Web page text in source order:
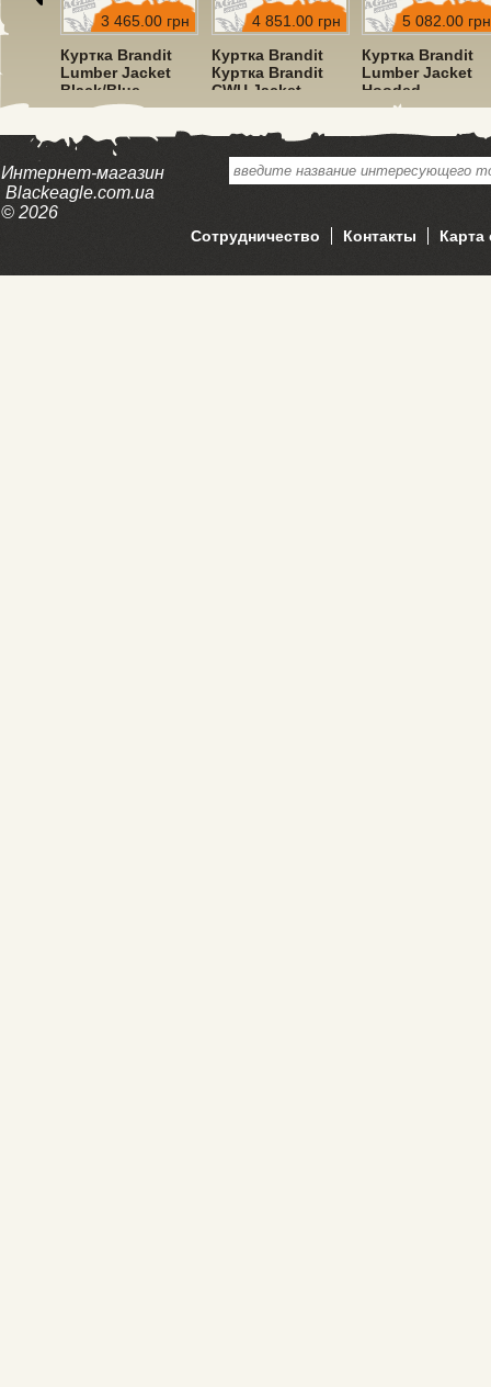
грн
3 465.00 грн
Куртка Brandit
Lumber Jacket
Black/Blue
4 851.00 грн
Куртка Brandit
Куртка Brandit
CWU Jacket
Hooded Olive
5 082.00 грн
Куртка Brandit
Lumber Jacket
Hooded
Red/Black
Интернет-магазин
Blackeagle.com.ua
© 2026
Сотрудничество Контакты Карта